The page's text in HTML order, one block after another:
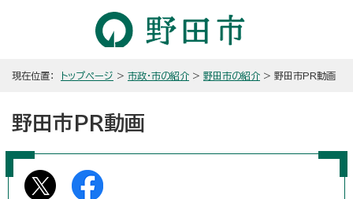
現在位置： トップページ > 市政・市の紹介 > 野田市の紹介 > 野田市PR動画
野田市PR動画